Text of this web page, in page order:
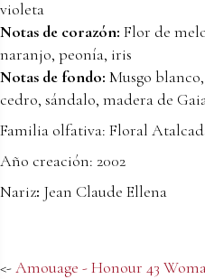
violeta
Notas de corazón: Flor de
naranjo, peonía, iris
Notas de fondo: Musgo
cedro, sándalo, madera de
Familia olfativa: Floral
Año creación: 2002
Nariz: Jean Claude Ellena
<-Amouage - Honour 43